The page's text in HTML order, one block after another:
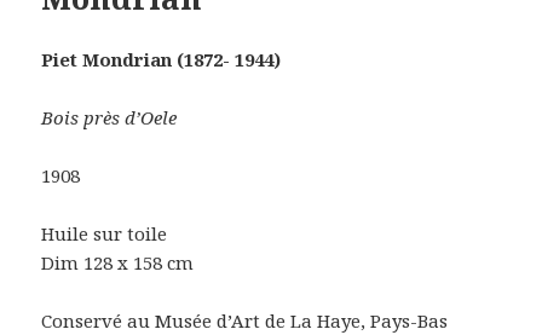
Piet Mondrian (1872- 1944)
Bois près d’Oele
1908
Huile sur toile
Dim 128 x 158 cm
Conservé au Musée d’Art de La Haye, Pays-Bas